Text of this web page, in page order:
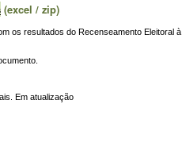
(excel / zip)
os resultados do Recenseamento Eleitoral à
Em atualização